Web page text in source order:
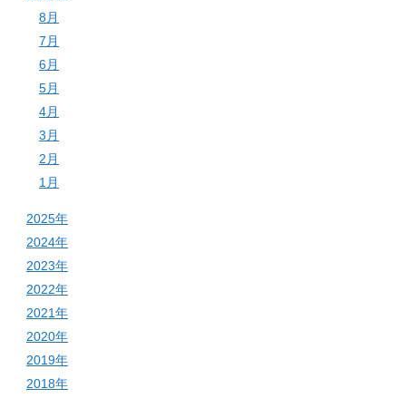
8月
7月
6月
5月
4月
3月
2月
1月
2025年
2024年
2023年
2022年
2021年
2020年
2019年
2018年